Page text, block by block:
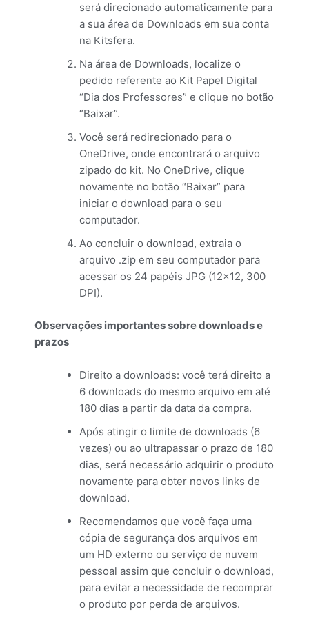
será direcionado automaticamente para
a sua área de Downloads em sua conta
na Kitsfera.
Na área de Downloads, localize o
pedido referente ao Kit Papel Digital
“Dia dos Professores” e clique no botão
“Baixar”.
Você será redirecionado para o
OneDrive, onde encontrará o arquivo
zipado do kit. No OneDrive, clique
novamente no botão “Baixar” para
iniciar o download para o seu
computador.
Ao concluir o download, extraia o
arquivo .zip em seu computador para
acessar os 24 papéis JPG (12×12, 300
DPI).
Observações importantes sobre downloads e
prazos
Direito a downloads: você terá direito a
6 downloads do mesmo arquivo em até
180 dias a partir da data da compra.
Após atingir o limite de downloads (6
vezes) ou ao ultrapassar o prazo de 180
dias, será necessário adquirir o produto
novamente para obter novos links de
download.
Recomendamos que você faça uma
cópia de segurança dos arquivos em
um HD externo ou serviço de nuvem
pessoal assim que concluir o download,
para evitar a necessidade de recomprar
o produto por perda de arquivos.